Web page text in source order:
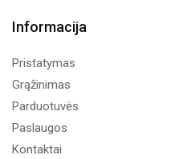
Informacija
Pristatymas
Grąžinimas
Parduotuvės
Paslaugos
Kontaktai